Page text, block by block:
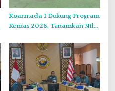
Koarmada I Dukung Program
Kemas 2026, Tanamkan Nilai
Generasi Muda